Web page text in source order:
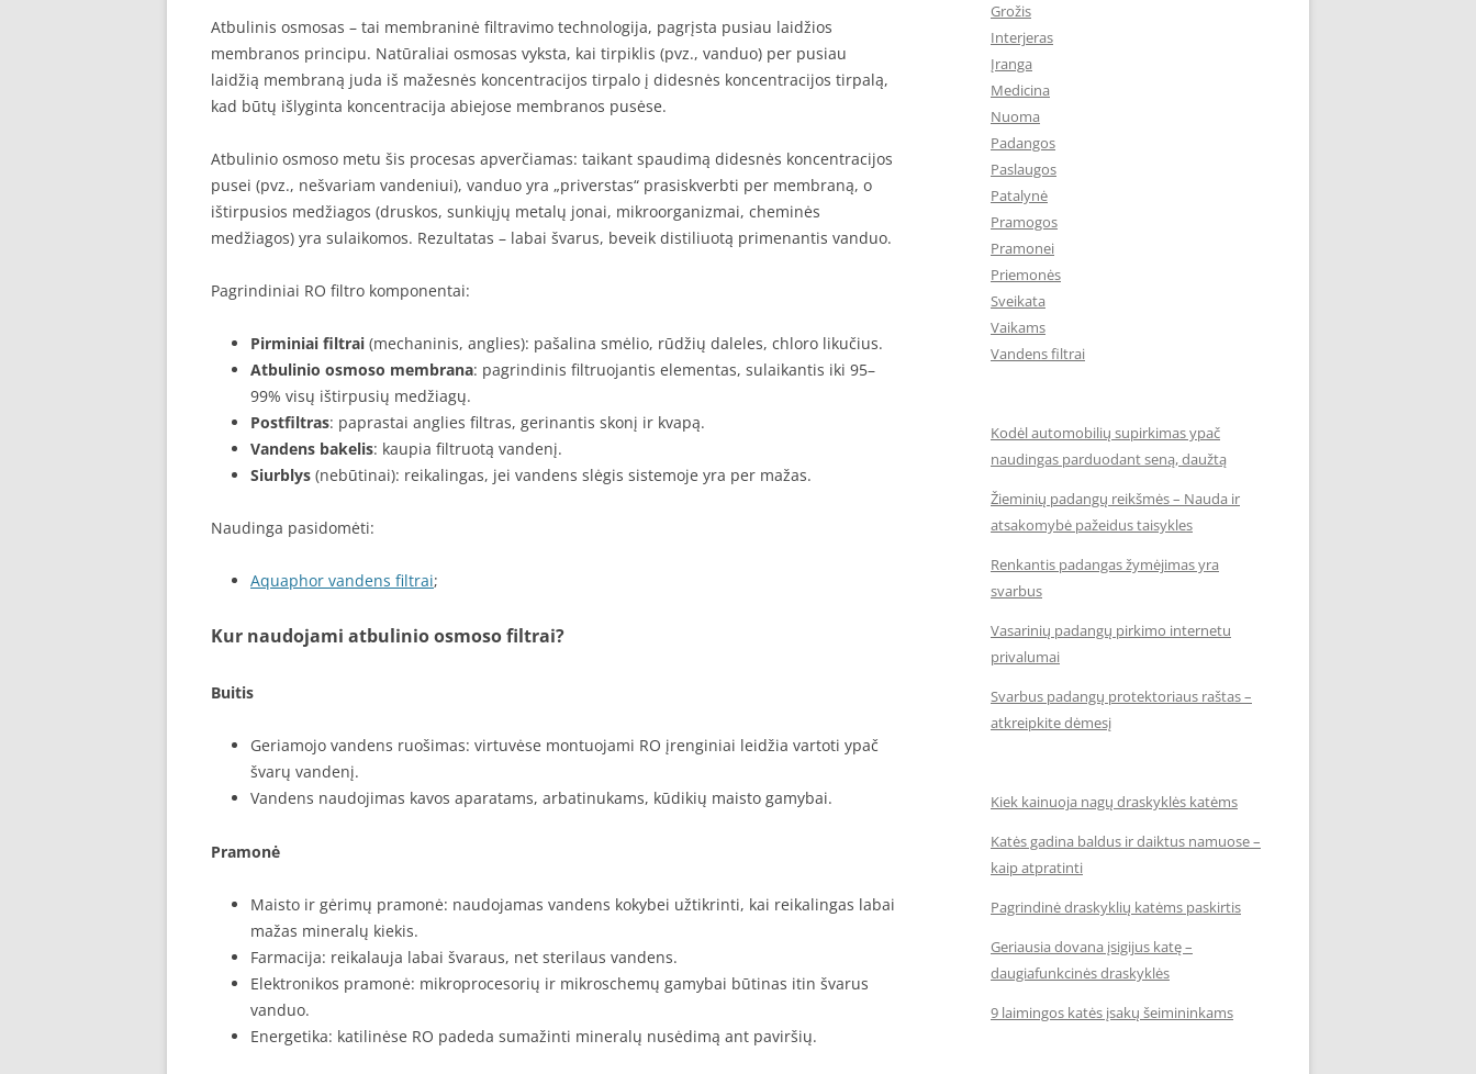
Atbulinis osmosas – tai membraninė filtravimo technologija, pagrįsta pusiau laidžios
membranos principu. Natūraliai osmosas vyksta, kai tirpiklis (pvz., vanduo) per pusiau
laidžią membraną juda iš mažesnės koncentracijos tirpalo į didesnės koncentracijos tirpalą,
kad būtų išlyginta koncentracija abiejose membranos pusėse.
Atbulinio osmoso metu šis procesas apverčiamas: taikant spaudimą didesnės koncentracijos
pusei (pvz., nešvariam vandeniui), vanduo yra „priverstas“ prasiskverbti per membraną, o
ištirpusios medžiagos (druskos, sunkiųjų metalų jonai, mikroorganizmai, cheminės
medžiagos) yra sulaikomos. Rezultatas – labai švarus, beveik distiliuotą primenantis vanduo.
Pagrindiniai RO filtro komponentai:
Pirminiai filtrai (mechaninis, anglies): pašalina smėlio, rūdžių daleles, chloro likučius.
Atbulinio osmoso membrana: pagrindinis filtruojantis elementas, sulaikantis iki 95–
99% visų ištirpusių medžiagų.
Postfiltras: paprastai anglies filtras, gerinantis skonį ir kvapą.
Vandens bakelis: kaupia filtruotą vandenį.
Siurblys (nebūtinai): reikalingas, jei vandens slėgis sistemoje yra per mažas.
Naudinga pasidomėti:
Aquaphor vandens filtrai;
Kur naudojami atbulinio osmoso filtrai?
Buitis
Geriamojo vandens ruošimas: virtuvėse montuojami RO įrenginiai leidžia vartoti ypač
švarų vandenį.
Vandens naudojimas kavos aparatams, arbatinukams, kūdikių maisto gamybai.
Pramonė
Maisto ir gėrimų pramonė: naudojamas vandens kokybei užtikrinti, kai reikalingas labai
mažas mineralų kiekis.
Farmacija: reikalauja labai švaraus, net sterilaus vandens.
Elektronikos pramonė: mikroprocesorių ir mikroschemų gamybai būtinas itin švarus
vanduo.
Energetika: katilinėse RO padeda sumažinti mineralų nusėdimą ant paviršių.
Grožis
Interjeras
Įranga
Medicina
Nuoma
Padangos
Paslaugos
Patalynė
Pramogos
Pramonei
Priemonės
Sveikata
Vaikams
Vandens filtrai
Kodėl automobilių supirkimas ypač
naudingas parduodant seną, daužtą
Žieminių padangų reikšmės – Nauda ir
atsakomybė pažeidus taisykles
Renkantis padangas žymėjimas yra
svarbus
Vasarinių padangų pirkimo internetu
privalumai
Svarbus padangų protektoriaus raštas –
atkreipkite dėmesį
Kiek kainuoja nagų draskyklės katėms
Katės gadina baldus ir daiktus namuose –
kaip atpratinti
Pagrindinė draskyklių katėms paskirtis
Geriausia dovana įsigijus katę –
daugiafunkcinės draskyklės
9 laimingos katės įsakų šeimininkams